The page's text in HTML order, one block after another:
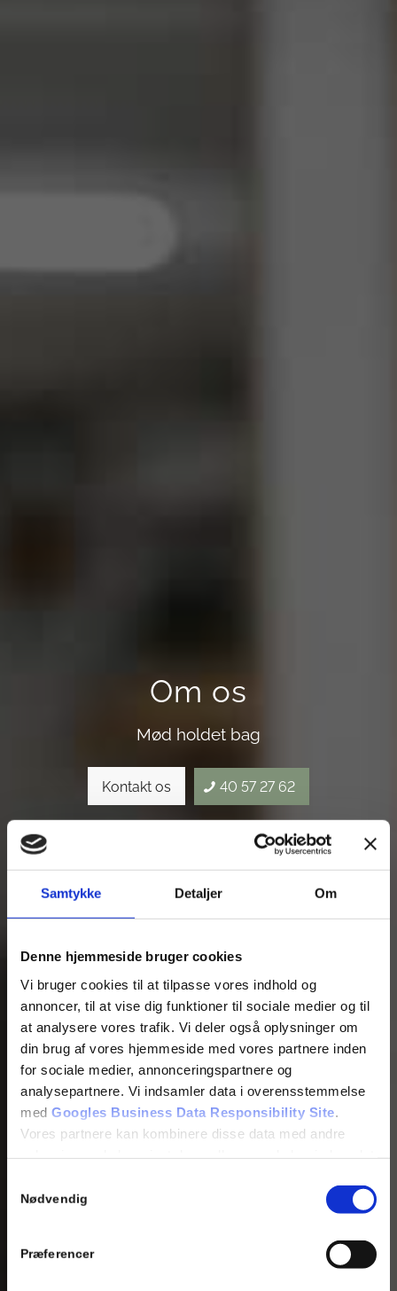
Samtykke Detaljer Om
Denne hjemmeside bruger cookies
Vi bruger cookies til at tilpasse vores indhold og
annoncer, til at vise dig funktioner til sociale medier og til
at analysere vores trafik. Vi deler også oplysninger om
din brug af vores hjemmeside med vores partnere inden
for sociale medier, annonceringspartnere og
analysepartnere. Vi indsamler data i overensstemmelse
med Googles Business Data Responsibility Site
Vores partnere kan kombinere disse data med andre
Nødvendig
Præferencer
Om os
Mød holdet bag
Kontakt os 40 57 27 62